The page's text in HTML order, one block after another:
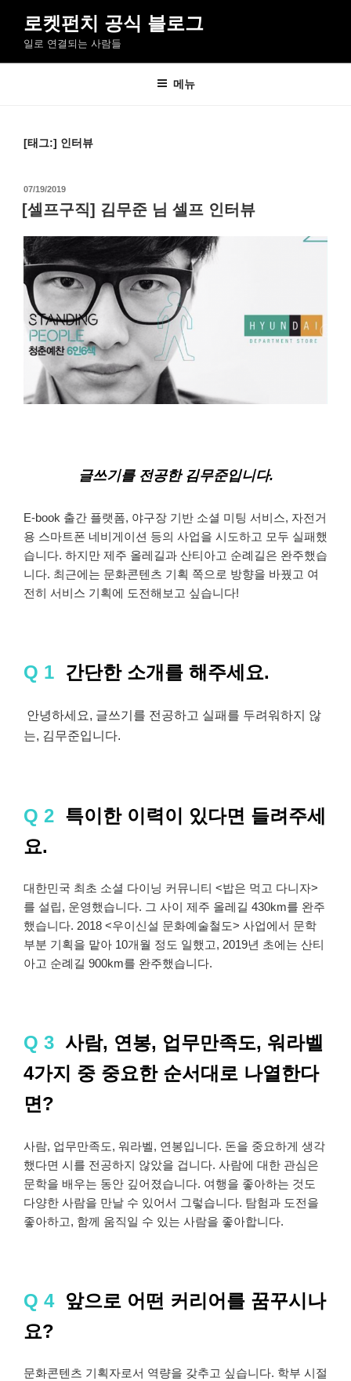
로
로켓펀치 공식 블로그
일로 연결되는 사람들
메뉴
[태그:] 인터뷰
작
성
일
07/19/2019
[셀프구직] 김무준 님 셀프 인터뷰
글쓰기를 전공한 김무준입니다.
E-book 출간 플랫폼, 야구장 기반 소셜 미팅 서비스, 자전거
용 스마트폰 네비게이션 등의 사업을 시도하고 모두 실패했
습니다. 하지만 제주 올레길과 산티아고 순례길은 완주했습
니다. 최근에는 문화콘텐츠 기획 쪽으로 방향을 바꿨고 여
전히 서비스 기획에 도전해보고 싶습니다!
Q 1 간단한 소개를 해주세요.
안녕하세요, 글쓰기를 전공하고 실패를 두려워하지 않
는, 김무준입니다.
Q 2 특이한 이력이 있다면 들려주세
요.
대한민국 최초 소셜 다이닝 커뮤니티 <밥은 먹고 다니자>
를 설립, 운영했습니다. 그 사이 제주 올레길 430km를 완주
했습니다. 2018 <우이신설 문화예술철도> 사업에서 문학
부분 기획을 맡아 10개월 정도 일했고, 2019년 초에는 산티
아고 순례길 900km를 완주했습니다.
Q 3 사람, 연봉, 업무만족도, 워라벨
4가지 중 중요한 순서대로 나열한다
면?
사람, 업무만족도, 워라벨, 연봉입니다. 돈을 중요하게 생각
했다면 시를 전공하지 않았을 겁니다. 사람에 대한 관심은
문학을 배우는 동안 깊어졌습니다. 여행을 좋아하는 것도
다양한 사람을 만날 수 있어서 그렇습니다. 탐험과 도전을
좋아하고, 함께 움직일 수 있는 사람을 좋아합니다.
Q 4 앞으로 어떤 커리어를 꿈꾸시나
요?
문화콘텐츠 기획자로서 역량을 갖추고 싶습니다. 학부 시절